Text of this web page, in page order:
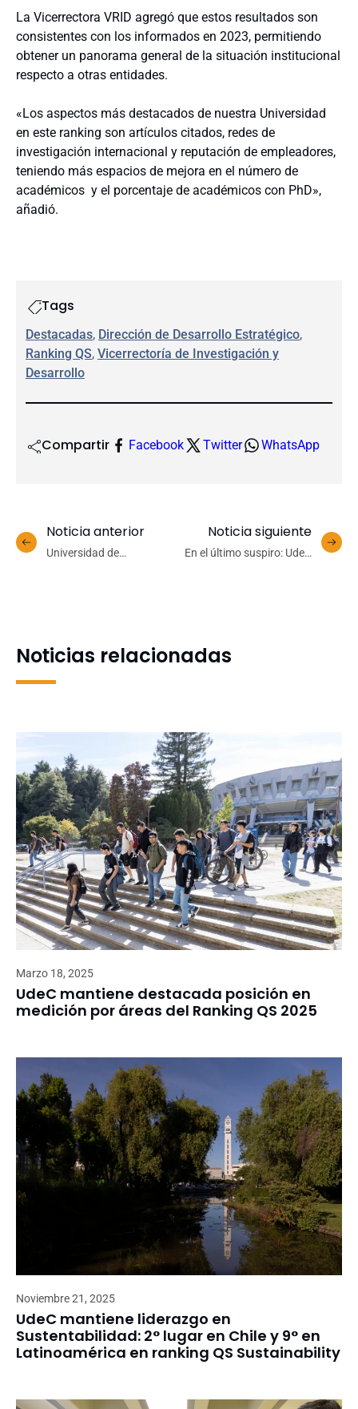
La Vicerrectora VRID agregó que estos resultados son
consistentes con los informados en 2023, permitiendo
obtener un panorama general de la situación institucional
respecto a otras entidades.
«Los aspectos más destacados de nuestra Universidad
en este ranking son artículos citados, redes de
investigación internacional y reputación de empleadores,
teniendo más espacios de mejora en el número de
académicos y el porcentaje de académicos con PhD»,
añadió.
Tags
Destacadas, Dirección de Desarrollo Estratégico
Ranking QS, Vicerrectoría de Investigación y
Desarrollo
Compartir Facebook Twitter WhatsApp
Noticia anterior
Universidad de
Noticia siguiente
En el último suspiro: UdeC
Noticias relacionadas
Marzo 18, 2025
UdeC mantiene destacada posición en
medición por áreas del Ranking QS 2025
Noviembre 21, 2025
UdeC mantiene liderazgo en
Sustentabilidad: 2° lugar en Chile y 9° en
Latinoamérica en ranking QS Sustainability